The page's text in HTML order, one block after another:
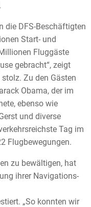
die DFS-Beschäftigten
Start- und
Fluggäste
gebracht“, zeigt
Zu den Gästen
Obama, der im
ebenso wie
und diverse
Tag im
Flugbewegungen.
zu bewältigen, hat
ihrer Navigations-
„So konnten wir